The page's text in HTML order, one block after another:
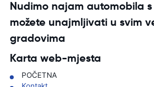
Nudimo najam automobila
možete unajmljivati u svim
gradovima
Karta web-mjesta
POČETNA